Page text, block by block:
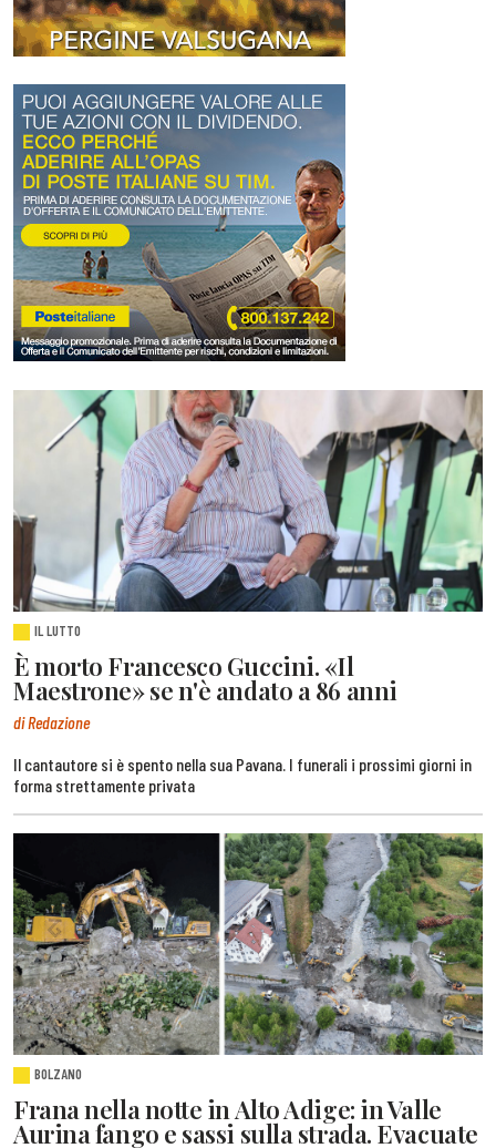
IL LUTTO
È morto Francesco Guccini. «Il
Maestrone» se n'è andato a 86 anni
di Redazione
Il cantautore si è spento nella sua Pavana. I funerali i prossimi giorni in
forma strettamente privata
BOLZANO
Frana nella notte in Alto Adige: in Valle
Aurina fango e sassi sulla strada. Evacuate